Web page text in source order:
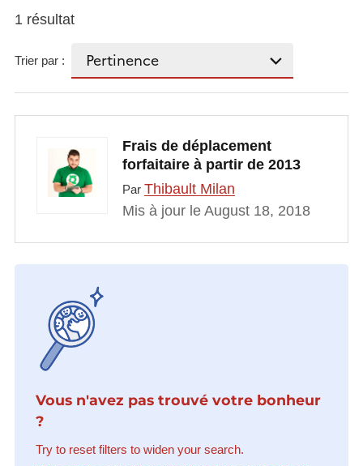
1 résultat
Trier par :
Frais de déplacement
forfaitaire à partir de 2013
Par Thibault Milan
Mis à jour le August 18, 2018
Vous n'avez pas trouvé votre bonheur
?
Try to reset filters to widen your search.